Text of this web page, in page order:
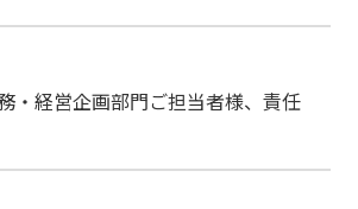
・経営企画部門ご担当者様、責任